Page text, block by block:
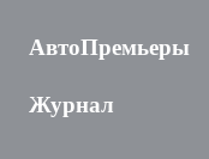
АвтоПремьеры
Журнал